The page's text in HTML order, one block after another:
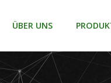
ÜBER UNS